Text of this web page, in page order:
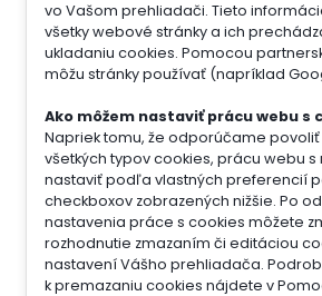
vo Vašom prehliadači. Tieto
všetky webové stránky a ich
ukladaniu cookies. Pomocou
môžu stránky používať (napríklad
Ako môžem nastaviť prácu webu s
Napriek tomu, že odporúčame
všetkých typov cookies, prácu webu s
nastaviť podľa vlastných preferencií
checkboxov zobrazených nižšie. Po
nastavenia práce s cookies môžete
rozhodnutie zmazaním či editáciou
nastavení Vášho prehliadača.
k premazaniu cookies nájdete v